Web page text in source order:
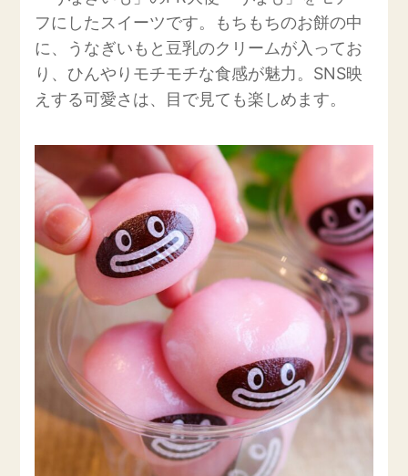
フにしたスイーツです。もちもちのお餅の中
に、うなぎいもと豆乳のクリームが入ってお
り、ひんやりモチモチな食感が魅力。SNS映
えする可愛さは、目で見ても楽しめます。